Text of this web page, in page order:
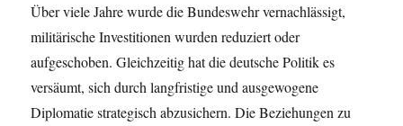
Über viele Jahre wurde die Bundeswehr vernachlässigt,
militärische Investitionen wurden reduziert oder
aufgeschoben. Gleichzeitig hat die deutsche Politik es
versäumt, sich durch langfristige und ausgewogene
Diplomatie strategisch abzusichern. Die Beziehungen zu